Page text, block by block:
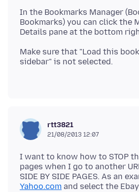
In the Bookmarks Manager
Bookmarks) you can click the
Details pane at the bottom
Make sure that "Load this
sidebar" is not selected.
rtt3821
21/08/2013 12:07
I want to know how to STOP
pages when I go to another
SIDE BY SIDE PAGES. As an
Yahoo.com and select the